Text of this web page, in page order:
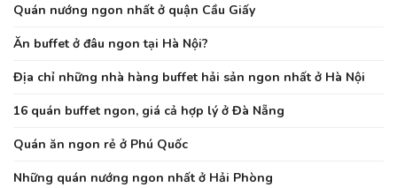
Quán nướng ngon nhất ở quận Cầu Giấy
Ăn buffet ở đâu ngon tại Hà Nội?
Địa chỉ những nhà hàng buffet hải sản ngon nhất ở Hà Nội
16 quán buffet ngon, giá cả hợp lý ở Đà Nẵng
Quán ăn ngon rẻ ở Phú Quốc
Những quán nướng ngon nhất ở Hải Phòng